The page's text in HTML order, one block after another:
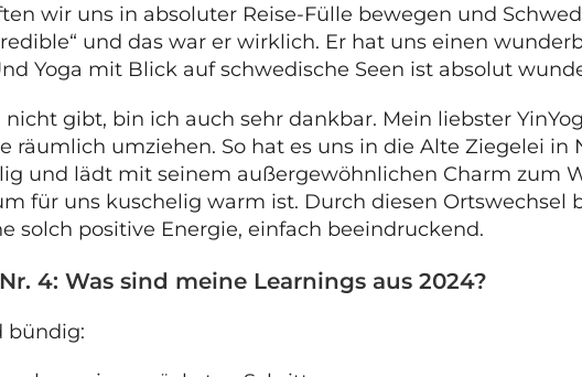
wir uns in absoluter Reise-Fülle bewegen und
und das war er wirklich. Er hat uns einen
Yoga mit Blick auf schwedische Seen ist absolut
nicht gibt, bin ich auch sehr dankbar. Mein liebster
räumlich umziehen. So hat es uns in die Alte Ziegelei
und lädt mit seinem außergewöhnlichen Charm zum
für uns kuschelig warm ist. Durch diesen
solch positive Energie, einfach beeindruckend.
4: Was sind meine Learnings aus 2024?
bündig: